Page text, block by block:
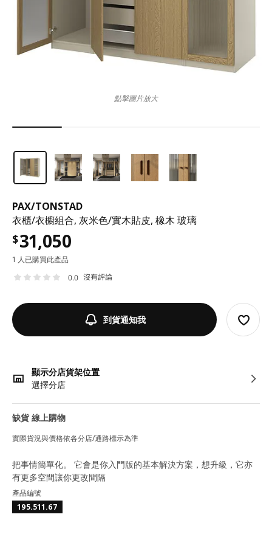
PAX/TONSTAD
衣櫃/衣櫥組合, 灰米色/實木貼皮, 橡木 玻璃
$31,050
1 人已購買此產品
0.0 沒有評論
到貨通知我
顯示分店貨架位置
選擇分店
缺貨 線上購物
實際貨況與價格依各分店/通路標示為準
點擊圖片放大
把事情簡單化。 它會是你入門版的基本解決方案，想升級，它亦
有更多空間讓你更改間隔
產品編號
195.511.67